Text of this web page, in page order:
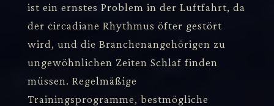
ist ein ernstes Problem in der Luftfahrt, da
der circadiane Rhythmus öfter gestört
wird, und die Branchenangehörigen zu
ungewöhnlichen Zeiten Schlaf finden
müssen. Regelmäßige
Trainingsprogramme, bestmögliche